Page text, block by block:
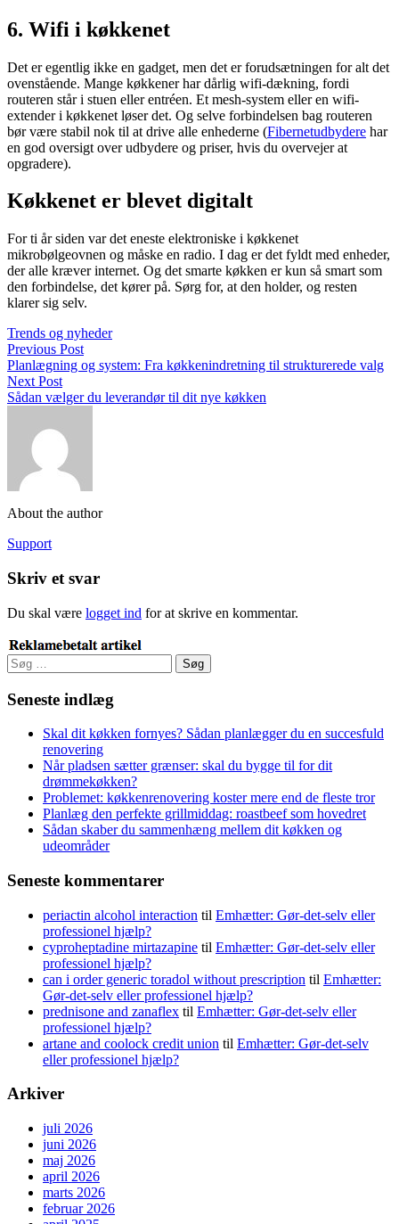
6. Wifi i køkkenet
Det er egentlig ikke en gadget, men det er forudsætningen for alt det
ovenstående. Mange køkkener har dårlig wifi-dækning, fordi
routeren står i stuen eller entréen. Et mesh-system eller en wifi-
extender i køkkenet løser det. Og selve forbindelsen bag routeren
bør være stabil nok til at drive alle enhederne (Fibernetudbydere har
en god oversigt over udbydere og priser, hvis du overvejer at
opgradere).
Køkkenet er blevet digitalt
For ti år siden var det eneste elektroniske i køkkenet
mikrobølgeovnen og måske en radio. I dag er det fyldt med enheder,
der alle kræver internet. Og det smarte køkken er kun så smart som
den forbindelse, det kører på. Sørg for, at den holder, og resten
klarer sig selv.
Trends og nyheder
Previous Post
Planlægning og system: Fra køkkenindretning til strukturerede valg
Next Post
Sådan vælger du leverandør til dit nye køkken
About the author
Support
Skriv et svar
Du skal være logget ind for at skrive en kommentar.
Søg
efter:
Seneste indlæg
Skal dit køkken fornyes? Sådan planlægger du en succesfuld
renovering
Når pladsen sætter grænser: skal du bygge til for dit
drømmekøkken?
Problemet: køkkenrenovering koster mere end de fleste tror
Planlæg den perfekte grillmiddag: roastbeef som hovedret
Sådan skaber du sammenhæng mellem dit køkken og
udeområder
Seneste kommentarer
periactin alcohol interaction til Emhætter: Gør-det-selv eller
professionel hjælp?
cyproheptadine mirtazapine til Emhætter: Gør-det-selv eller
professionel hjælp?
can i order generic toradol without prescription til Emhætter:
Gør-det-selv eller professionel hjælp?
prednisone and zanaflex til Emhætter: Gør-det-selv eller
professionel hjælp?
artane and coolock credit union til Emhætter: Gør-det-selv
eller professionel hjælp?
Arkiver
juli 2026
juni 2026
maj 2026
april 2026
marts 2026
februar 2026